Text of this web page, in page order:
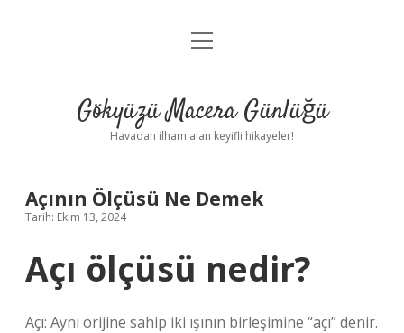
Anasayfa
Yasal Uyarı
menüyü
Gökyüzü Macera Günlüğü
Havadan ilham alan keyifli hikayeler!
Açının Ölçüsü Ne Demek
Tarih: Ekim 13, 2024
Açı ölçüsü nedir?
Açı: Aynı orijine sahip iki ışının birleşimine “açı” denir.